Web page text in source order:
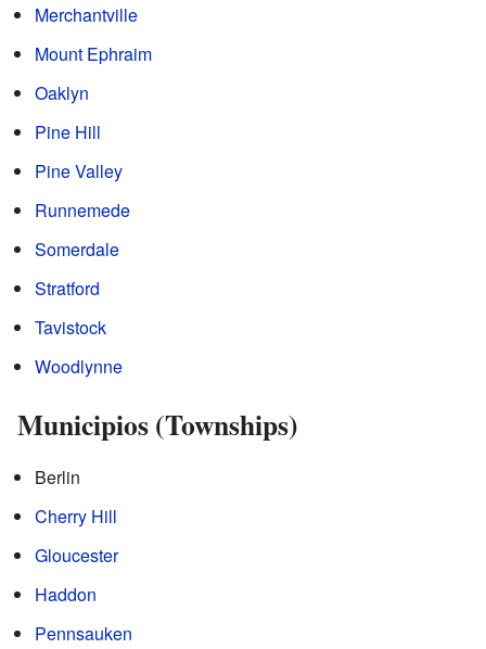
Merchantville
Mount Ephraim
Oaklyn
Pine Hill
Pine Valley
Runnemede
Somerdale
Stratford
Tavistock
Woodlynne
Municipios (Townships)
Berlin
Cherry Hill
Gloucester
Haddon
Pennsauken